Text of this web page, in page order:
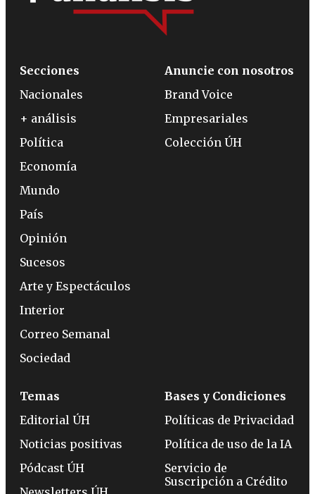
Secciones
Nacionales
+ análisis
Política
Economía
Mundo
País
Opinión
Sucesos
Arte y Espectáculos
Interior
Correo Semanal
Sociedad
Anuncie con nosotros
Brand Voice
Empresariales
Colección ÚH
Temas
Editorial ÚH
Noticias positivas
Pódcast ÚH
Bases y Condiciones
Políticas de Privacidad
Política de uso de la IA
Servicio de
Suscripción a Crédito